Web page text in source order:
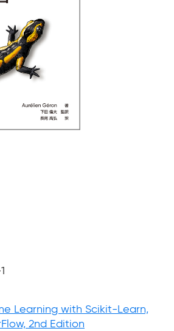
Learning with Scikit-Learn,
2nd Edition